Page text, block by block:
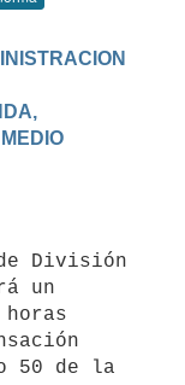
un
50 de la